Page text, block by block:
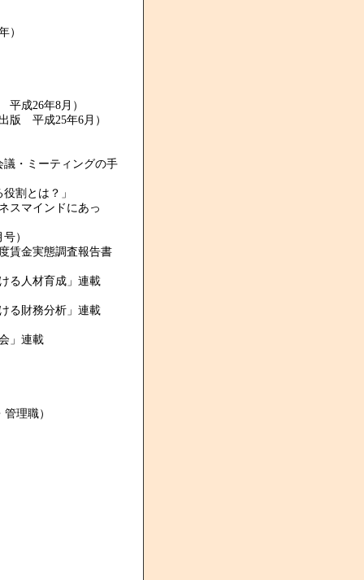
）
成26年8月）
版 平成25年6月）
議・ミーティングの手
割とは？」
スマインドにあっ
）
賃金実態調査報告書
る人材育成」連載
る財務分析」連載
」連載
理職）